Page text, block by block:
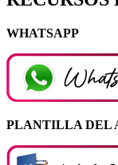
WHATSAPP
PLANTILLA DEL